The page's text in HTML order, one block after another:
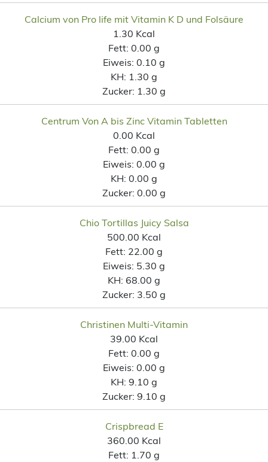
Calcium von Pro life mit Vitamin K D und Folsäure
1.30 Kcal
Fett: 0.00 g
Eiweis: 0.10 g
KH: 1.30 g
Zucker: 1.30 g
Centrum Von A bis Zinc Vitamin Tabletten
0.00 Kcal
Fett: 0.00 g
Eiweis: 0.00 g
KH: 0.00 g
Zucker: 0.00 g
Chio Tortillas Juicy Salsa
500.00 Kcal
Fett: 22.00 g
Eiweis: 5.30 g
KH: 68.00 g
Zucker: 3.50 g
Christinen Multi-Vitamin
39.00 Kcal
Fett: 0.00 g
Eiweis: 0.00 g
KH: 9.10 g
Zucker: 9.10 g
Crispbread E
360.00 Kcal
Fett: 1.70 g